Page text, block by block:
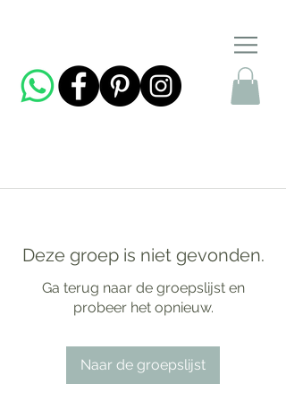
Deze groep is niet gevonden.
Ga terug naar de groepslijst en
probeer het opnieuw.
Naar de groepslijst